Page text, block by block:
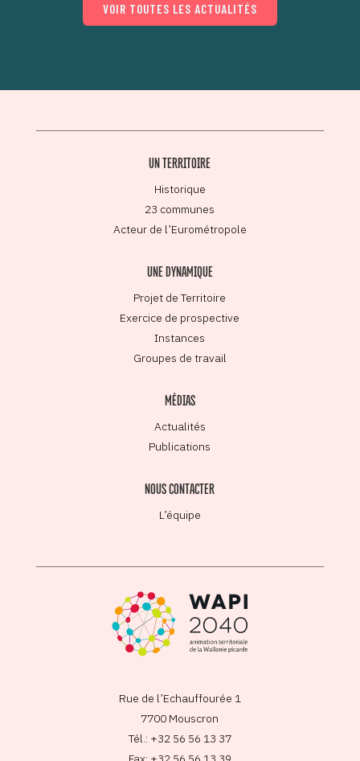
VOIR TOUTES LES ACTUALITÉS
UN TERRITOIRE
Historique
23 communes
Acteur de l’Eurométropole
UNE DYNAMIQUE
Projet de Territoire
Exercice de prospective
Instances
Groupes de travail
MÉDIAS
Actualités
Publications
NOUS CONTACTER
L’équipe
Rue de l’Echauffourée 1
7700 Mouscron
Tél.: +32 56 56 13 37